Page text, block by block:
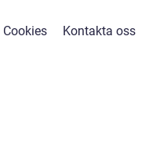
Cookies Kontakta oss